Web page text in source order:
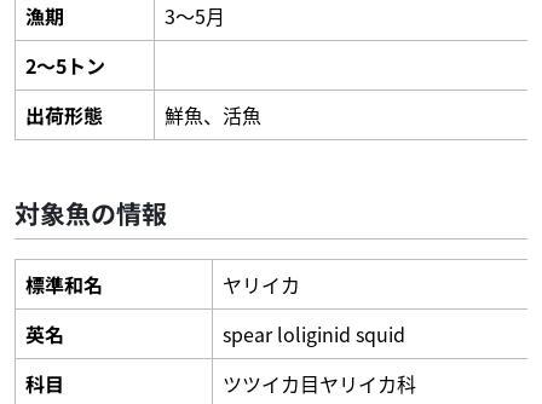
漁期
3～5月
2～5トン
出荷形態
鮮魚、活魚
対象魚の情報
標準和名
ヤリイカ
英名
spear loliginid squid
科目
ツツイカ目ヤリイカ科